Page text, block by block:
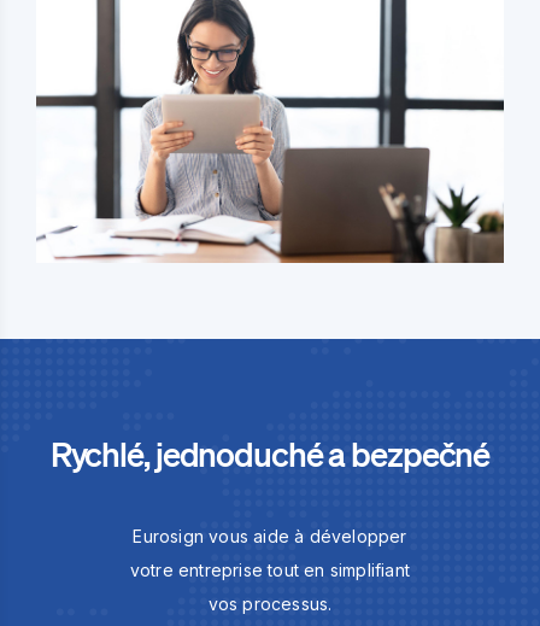
Rychlé, jednoduché a bezpečné
Eurosign vous aide à développer
votre entreprise tout en simplifiant
vos processus.